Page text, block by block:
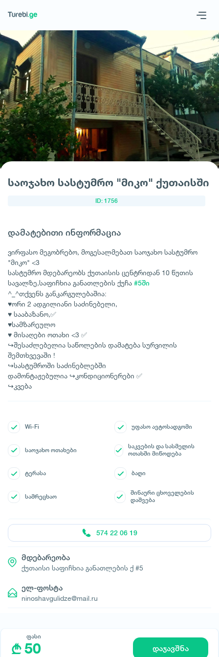
Eng
მოითხოვე სასტუმრო
საოჯახო სასტუმრო "მიკო" ქუთაისში
ID: 1756
დამატებითი ინფორმაცია
ვირფასო მეგობრებო, მოგესალმებათ საოჯახო სასტუმრო
"მიკო" <3
სასტუმრო მდებარეობს ქუთაისის ცენტრიდან 10 წუთის
სავალზე,საფიჩხია განათლების ქუჩა #5ში
^_^თქვენს განკარგულებაშია:
♥ორი 2 ადგილიანი საძინებელი,
♥ სააბაზანო,✅
♥სამზარეულო
♥ მისაღები ოთახი <3 ✅
↪შესაძლებელია საწოლების დამატება სურვილის
შემთხვევაში !
↪სასტუმროში საძინებლებში
დამონტაჟებულია ↪კონდიციონერები ✅
↪კვება
Wi-Fi უფასო ავტოსადგომი
საოჯახო ოთახები
საკვების და სასმელის
ოთახში მიწოდება
ტერასა ბაღი
სამრეცხაო
შინაური ცხოველების
დაშვება
ფასი
50 დაჯავშნა
574 22 06 19
მდებარეობა
ქუთაისი საფიჩხია განათლების ქ #5
ელ-ფოსტა
ninoshavgulidze@mail.ru
© All rights reserved 2026 - დამზადებულია